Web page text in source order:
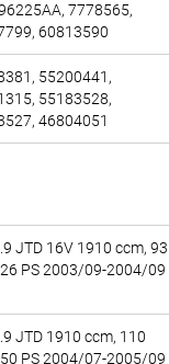
7778565,
60813590
55200441,
55183528,
46804051
JTD 16V 1910 ccm, 93
PS 2003/09-2004/09
JTD 1910 ccm, 110
PS 2004/07-2005/09